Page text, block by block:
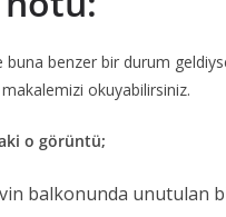
buna benzer bir durum
makalemizi okuyabilirsiniz.
o görüntü;